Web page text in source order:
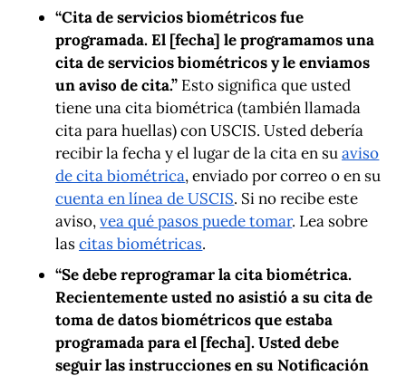
“Cita de servicios biométricos fue
programada. El [fecha] le programamos una
cita de servicios biométricos y le enviamos
un aviso de cita.” Esto significa que usted
tiene una cita biométrica (también llamada
cita para huellas) con USCIS. Usted debería
recibir la fecha y el lugar de la cita en suaviso
de cita biométrica, enviado por correo o en su
cuenta en línea de USCIS. Si no recibe este
aviso,vea qué pasos puede tomar. Lea sobre
lascitas biométricas.
“Se debe reprogramar la cita biométrica.
Recientemente usted no asistió a su cita de
toma de datos biométricos que estaba
programada para el [fecha]. Usted debe
seguir las instrucciones en su Notificación